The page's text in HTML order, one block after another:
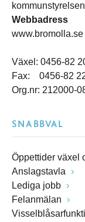
Webbadress
www.bromolla.se
Växel: 0456-82
Fax: 0456-82
Org.nr: 212000-
SNABBVAL
Öppettider växel
Anslagstavla
Lediga jobb
Felanmälan